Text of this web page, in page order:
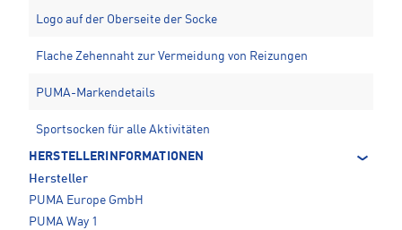
Logo auf der Oberseite der Socke
Flache Zehennaht zur Vermeidung von Reizungen
PUMA-Markendetails
Sportsocken für alle Aktivitäten
HERSTELLERINFORMATIONEN
Hersteller
PUMA Europe GmbH
PUMA Way 1